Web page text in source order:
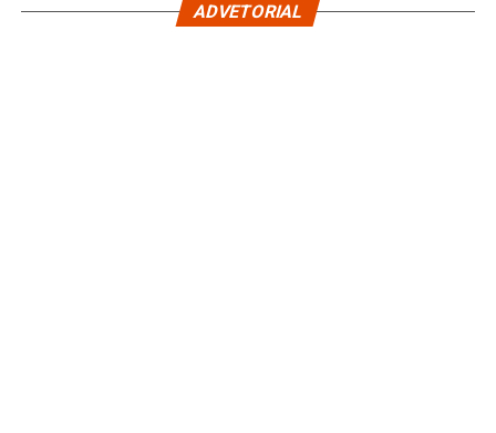
ADVETORIAL